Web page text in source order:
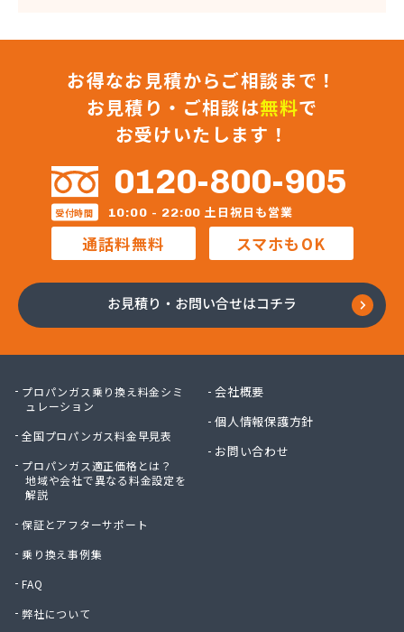
(株)むらやま
(株)モチヅキ
(株)ヤマイチ
(株)ヨコヤマ
(株)リビック相模原
(株)リビングタナカ
(株)レインボー 横浜営業所
(株)レインボー 川崎営業所
(株)安田物産 燃料部
(株)奥村商会 横浜営業所
(株)宮治商店
(株)駒見守商会
(株)戸丸屋プロパン
(株)高津石油
(株)黒川石油
(株)佐山
(株)佐藤ガスサービス
(株)三友
お得なお見積からご相談まで！
お見積り・ご相談は無料で
お受けいたします！
0120-800-905
受付時間 10:00 - 22:00 土日祝日も営業
通話料無料 スマホもOK
お見積り・お問い合せはコチラ
プロパンガス乗り換え料金シミ
ュレーション
全国プロパンガス料金早見表
プロパンガス適正価格とは？
地域や会社で異なる料金設定を
解説
保証とアフターサポート
乗り換え事例集
FAQ
弊社について
会社概要
個人情報保護方針
お問い合わせ